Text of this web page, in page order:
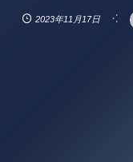
2023年11月17日